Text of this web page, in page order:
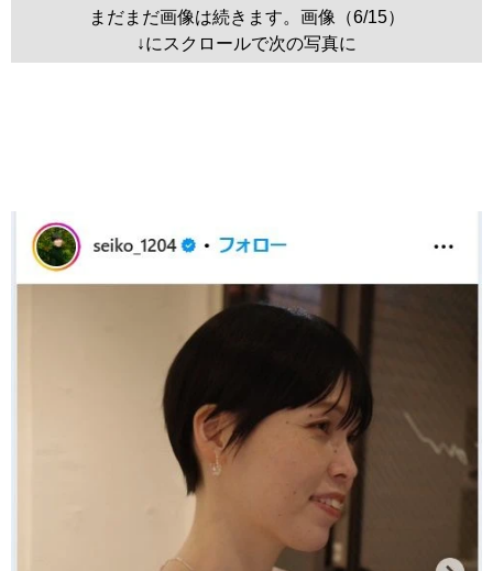
まだまだ画像は続きます。画像（6/15）
↓にスクロールで次の写真に